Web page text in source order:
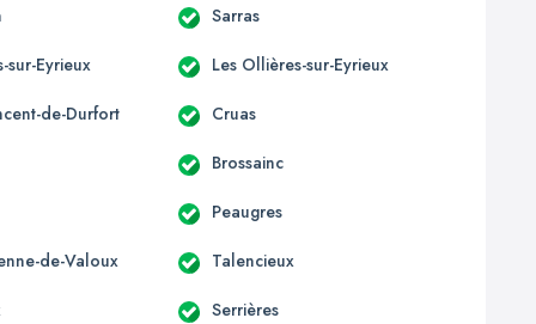
Sarras
sur-Eyrieux Les Ollières-sur-Eyrieux
de-Durfort Cruas
Brossainc
Peaugres
de-Valoux Talencieux
Serrières